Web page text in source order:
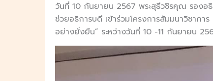
วันที่ 10 กันยายน 2567 พระสุธีวชิรคุณ รองอ
ช่วยอธิการบดี เข้าร่วมโครงการสัมมนาวิชาก
อย่างยั่งยืน” ระหว่างวันที่ 10 -11 กันยายน